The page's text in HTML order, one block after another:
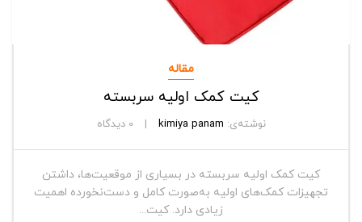
مقاله
کیت کمک اولیه سربسته
نوشته‌ی: kimiya panam دیدگاه
کیت کمک اولیه سربسته در بسیاری از موقعیت‌ها، داشتن
تجهیزات کمک‌های اولیه به‌صورت کامل و دست‌نخورده اهمیت
زیادی دارد. کیت...